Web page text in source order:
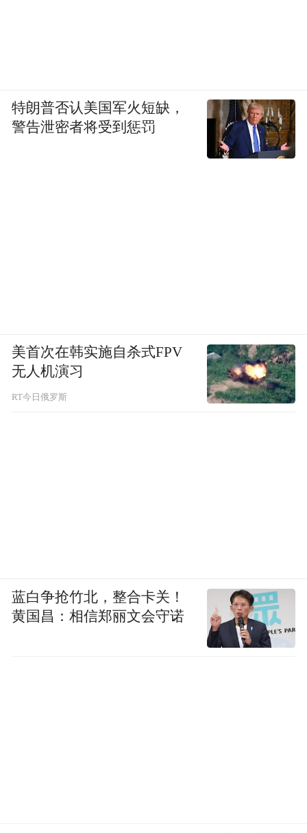
特朗普否认美国军火短缺，
警告泄密者将受到惩罚
美首次在韩实施自杀式FPV
无人机演习
RT今日俄罗斯
蓝白争抢竹北，整合卡关！
黄国昌：相信郑丽文会守诺